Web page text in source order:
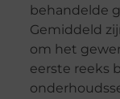
behandelde
Gemiddeld
om het
eerste reeks